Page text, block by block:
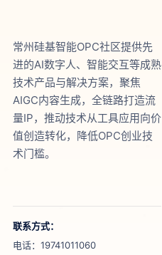
常州硅基智能OPC社区提供先
进的AI数字人、智能交互等成熟
技术产品与解决方案，聚焦
AIGC内容生成，全链路打造流
量IP，推动技术从工具应用向价
值创造转化，降低OPC创业技
术门槛。
联系方式：
电话： 19741011060